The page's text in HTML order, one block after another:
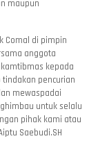
maupun
Comal di pimpin
anggota
kepada
pencurian
mewaspadai
untuk selalu
pihak kami atau
Saebudi.SH